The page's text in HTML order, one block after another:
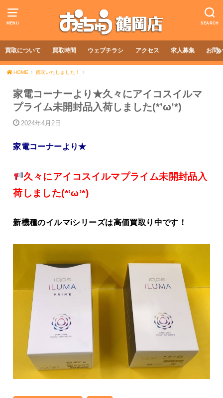
MENU SEARCH
買取について 買取時間 ウェブチラシ アクセス 求人募集 お問
HOME 買取いたしました！
家電コーナーより★久々にアイコスイルマ
プライム未開封品入荷しました(*’ω’*)
2024年4月2日
家電コーナーより★
久々にアイコスイルマプライム未開封品入
荷しました(*’ω’*)
新機種のイルマiシリーズは高価買取り中です！